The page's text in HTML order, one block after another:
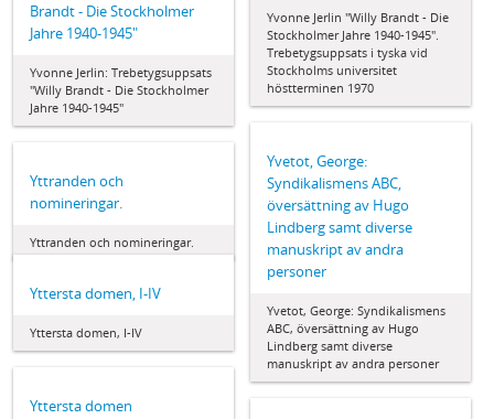
Yvonne Jerlin "Willy Brandt - Die
Stockholmer Jahre 1940-1945".
Trebetygsuppsats i tyska vid
Stockholms universitet
höstterminen 1970
Brandt - Die Stockholmer
Jahre 1940-1945"
Yvonne Jerlin: Trebetygsuppsats
"Willy Brandt - Die Stockholmer
Jahre 1940-1945"
Yvetot, George:
Syndikalismens ABC,
översättning av Hugo
Lindberg samt diverse
manuskript av andra
personer
Yvetot, George: Syndikalismens
ABC, översättning av Hugo
Lindberg samt diverse
manuskript av andra personer
Yttranden och
nomineringar.
Yttranden och nomineringar.
Yttersta domen, I-IV
Yttersta domen, I-IV
Yttersta domen